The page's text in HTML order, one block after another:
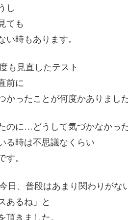
し
ても
い時もあります。
も見直したテスト
前に
かったことが何度かありました
のに…どうして気づかなかっ
る時は不思議なくらい
す。
日、普段はあまり関わりがな
あるね」と
頂きました。